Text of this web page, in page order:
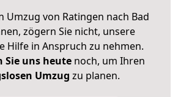
Umzug von Ratingen nach Bad
zögern Sie nicht, unsere
Hilfe in Anspruch zu nehmen.
uns heutenoch, um Ihren
Umzug zu planen.